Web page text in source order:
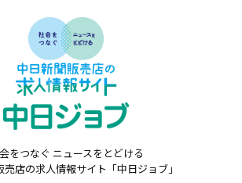
をつなぐ ニュースをとどける
店の求人情報サイト「中日ジョブ」